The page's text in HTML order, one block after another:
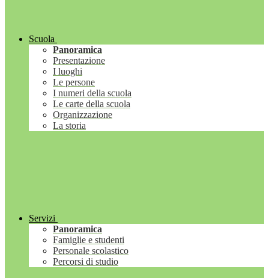
Scuola
Panoramica
Presentazione
I luoghi
Le persone
I numeri della scuola
Le carte della scuola
Organizzazione
La storia
Servizi
Panoramica
Famiglie e studenti
Personale scolastico
Percorsi di studio